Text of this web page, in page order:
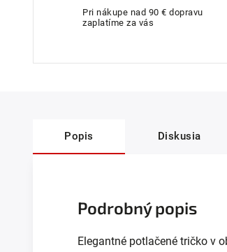
Pri nákupe nad 90 € dopravu
zaplatíme za vás
Popis Diskusia
Podrobný popis
Elegantné potlačené tričko v